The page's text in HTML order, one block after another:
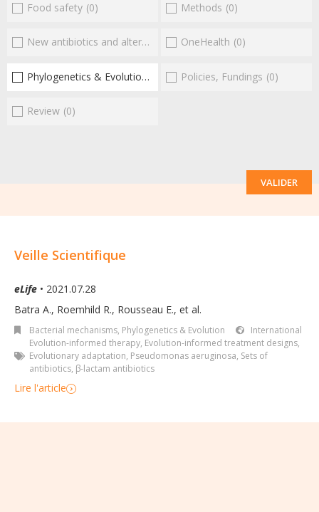
Food safety (0) Methods (0)
New antibiotics and alternatives (0)
OneHealth (0)
Phylogenetics & Evolution Policies, Fundings (0)
Review (0)
VALIDER
Veille Scientifique
eLife • 2021.07.28
Batra A., Roemhild R., Rousseau E., et al.
Bacterial mechanisms, Phylogenetics & Evolution
International
Evolution-informed therapy, Evolution-informed treatment designs,
Evolutionary adaptation, Pseudomonas aeruginosa, Sets of
antibiotics, β-lactam antibiotics
Lire l'article